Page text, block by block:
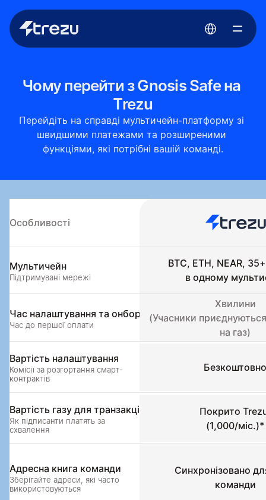
Чому перейти з Gnosis Safe на
Trezu
Перейдіть на справді мультичейн-платформу зі
швидшими платежами та розширеними
функціями, які потрібні вашій команді.
Особливості
Мультичейн
Підтримувані мережі
BTC, ETH, NEAR,
в одному
Час налаштування та онбординг
Час до першої оплати
Хвилини
(Учасники
на газ)
Вартість налаштування
Комісії за розгортання смарт-
контрактів
Вартість газу для транзакцій
Як підписанти платять за
схвалення
Покрито
(1,000/міс.)*
Адресна книга команди
Зберігайте адреси, які часто
використовуються
Синхронізовано
команди